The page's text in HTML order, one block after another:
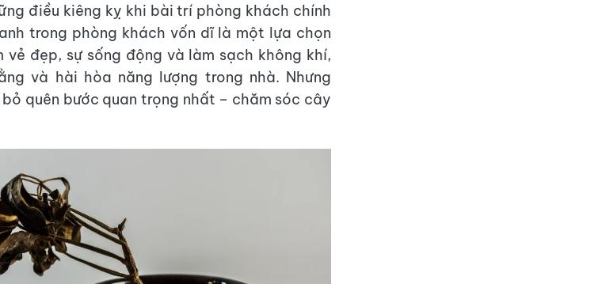
điều kiêng kỵ khi bài trí phòng khách chính
trong phòng khách vốn dĩ là một lựa chọn
đẹp, sự sống động và làm sạch không khí,
và hài hòa năng lượng trong nhà. Nhưng
quên bước quan trọng nhất – chăm sóc cây